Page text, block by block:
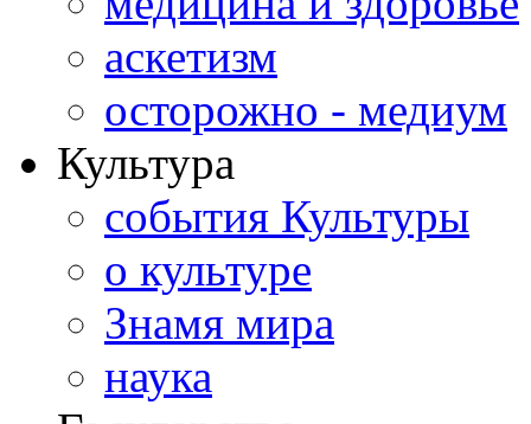
аскетизм
осторожно - медиум
Культура
события Культуры
о культуре
Знамя мира
наука